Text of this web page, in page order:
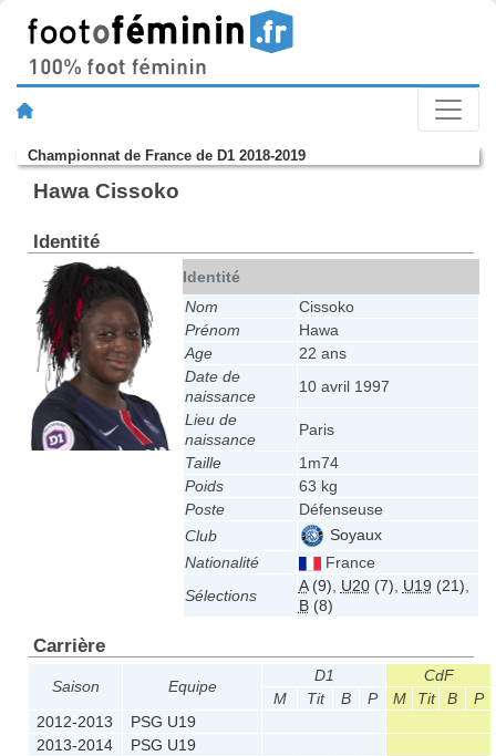
Championnat de France de D1 2018-2019
Hawa Cissoko
Identité
Identité
Nom
Cissoko
Prénom
Hawa
Age
22 ans
Date de
naissance
10 avril 1997
Lieu de
naissance
Paris
Taille
1m74
Poids
63 kg
Poste
Défenseuse
Club
Soyaux
Nationalité
France
Sélections
A(9), U20(7), U19 (21),
B(8)
Carrière
Saison Equipe
D1
CdF
M
Tit B P M Tit B
P
2012-2013
PSG U19
2013-2014
PSG U19